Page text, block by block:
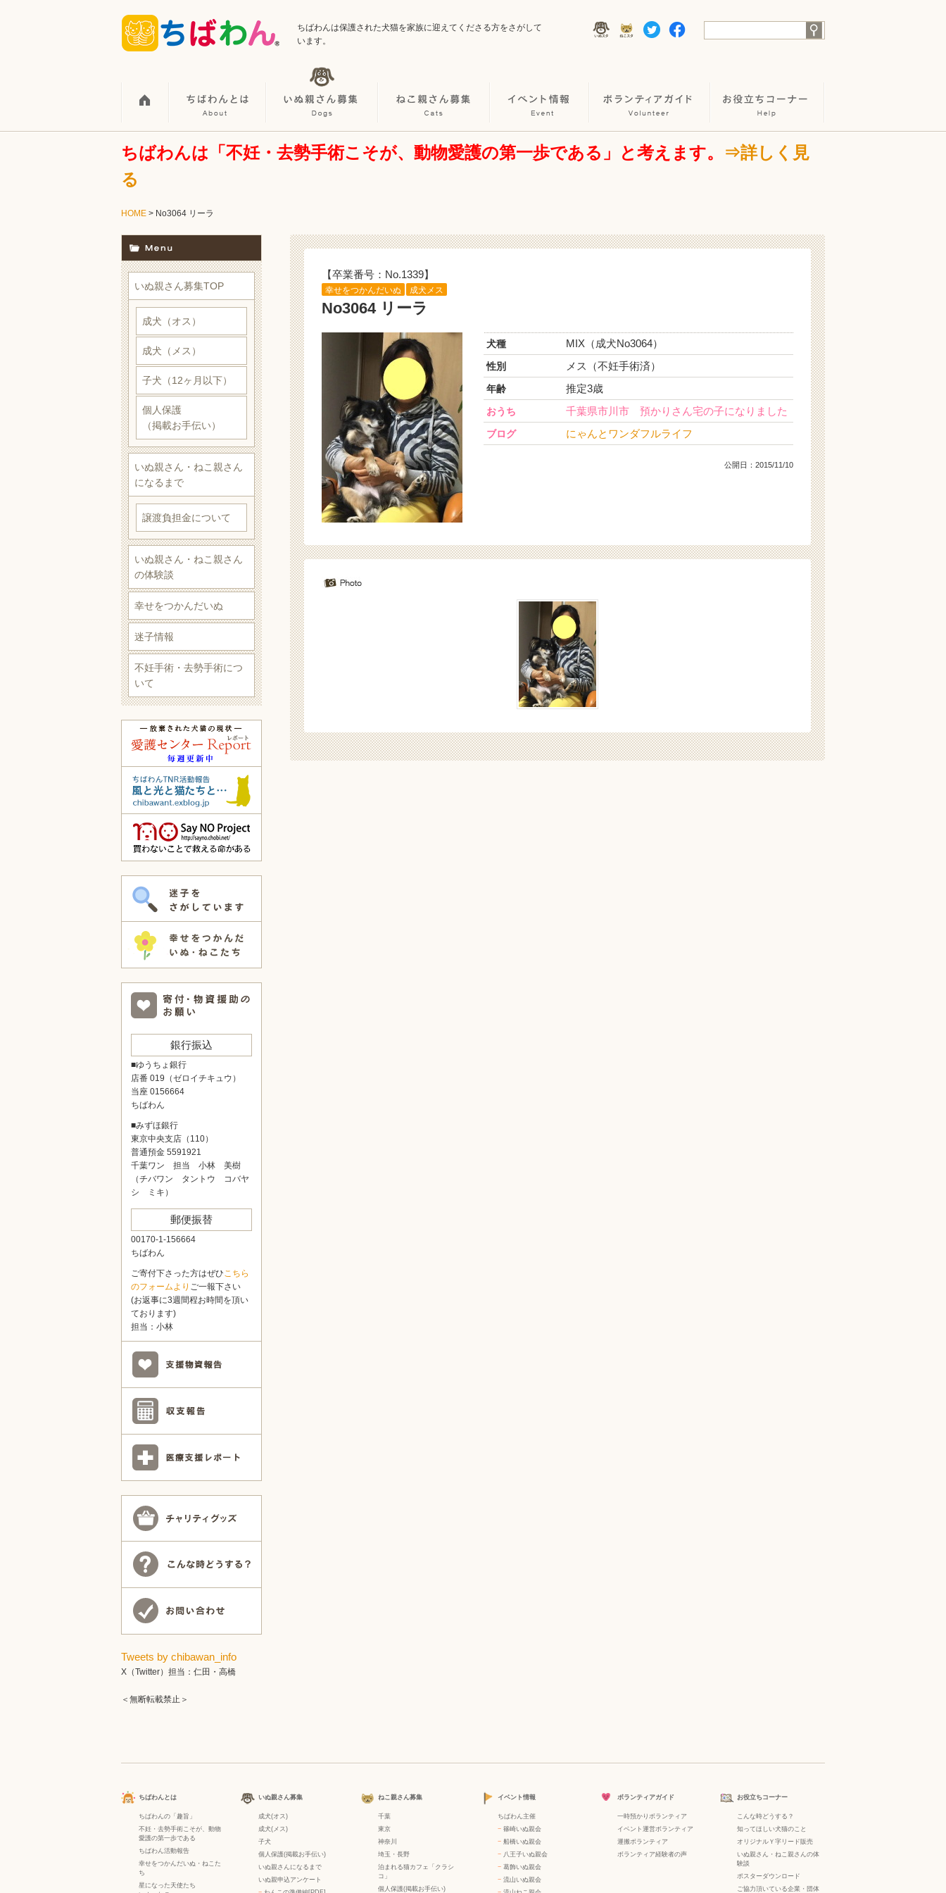
ちばわんは保護された犬猫を家族に迎えてくださる方をさがして
います。
ちばわんは「不妊・去勢手術こそが、動物愛護の第一歩である」と考えます。
⇒詳しく見
る
HOME > No3064 リーラ
【卒業番号：No.1339】
幸せをつかんだいぬ 成犬メス
No3064 リーラ
犬種 MIX（成犬No3064）
性別 メス（不妊手術済）
年齢 推定3歳
おうち 千葉県市川市 預かりさん宅の子になりました
ブログ にゃんとワンダフルライフ
公開日： 2015/11/10
いぬ親さん募集TOP
成犬（オス）
成犬（メス）
子犬（12ヶ月以下）
個人保護
（掲載お手伝い）
いぬ親さん・ねこ親さん
になるまで
譲渡負担金について
いぬ親さん・ねこ親さん
の体験談
幸せをつかんだいぬ
迷子情報
不妊手術・去勢手術につ
いて
銀行振込
■ゆうちょ銀行
店番 019（ゼロイチキュウ）
当座 0156664
ちばわん
■みずほ銀行
東京中央支店（110）
普通預金 5591921
千葉ワン 担当 小林 美樹
（チバワン タントウ コバヤ
シ ミキ）
郵便振替
00170-1-156664
ちばわん
ご寄付下さった方はぜひこちら
のフォームより ご一報下さい
(お返事に3週間程お時間を頂い
ております)
担当：小林
Tweets by chibawan_info
X（Twitter）担当：仁田・高橋
＜無断転載禁止＞
ちばわんとは
ちばわんの「趣旨」
不妊・去勢手術こそが、動物
愛護の第一歩である
ちばわん活動報告
幸せをつかんだいぬ・ねこた
ち
星になった天使たち
いぬ親さん募集
成犬(オス)
成犬(メス)
子犬
個人保護(掲載お手伝い)
いぬ親さんになるまで
いぬ親申込アンケート
ねこ親さん募集
千葉
東京
神奈川
埼玉・長野
泊まれる猫カフェ「クラシ
コ」
個人保護(掲載お手伝い)
イベント情報
ちばわん主催
− 篠崎いぬ親会
− 船橋いぬ親会
− 八王子いぬ親会
− 葛飾いぬ親会
− 流山いぬ親会
ボランティアガイド
一時預かりボランティア
イベント運営ボランティア
運搬ボランティア
ボランティア経験者の声
お役立ちコーナー
こんな時どうする？
知ってほしい犬猫のこと
オリジナルＹ字リード販売
いぬ親さん・ねこ親さんの体
験談
ポスターダウンロード
ご協力頂いている企業・団体